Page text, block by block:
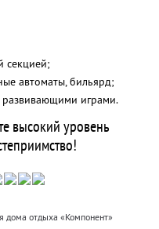
секцией;
автоматы, бильярд;
развивающими играми.
высокий уровень
дома отдыха «Компонент»